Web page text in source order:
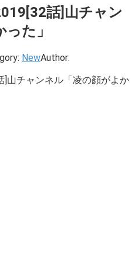
話]山チャン
た」
NewAuthor: